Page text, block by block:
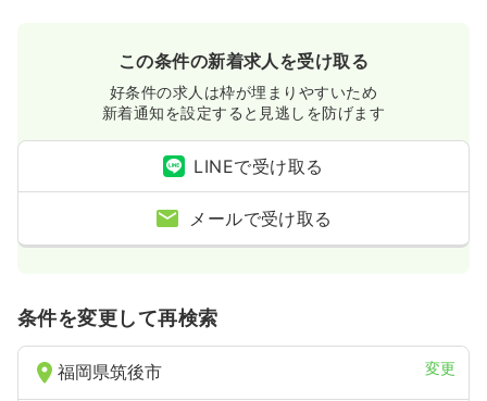
この条件の新着求人を受け取る
好条件の求人は枠が埋まりやすいため
新着通知を設定すると見逃しを防げます
LINEで受け取る
メールで受け取る
条件を変更して再検索
福岡県筑後市 変更